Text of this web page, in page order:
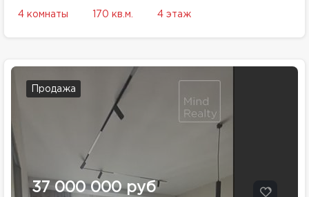
4 комнаты 170 кв.м. 4 этаж
Продажа
37 000 000 руб